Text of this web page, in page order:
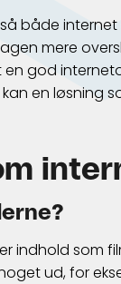
både
mere
god
en løsning
indhold som
ud, for